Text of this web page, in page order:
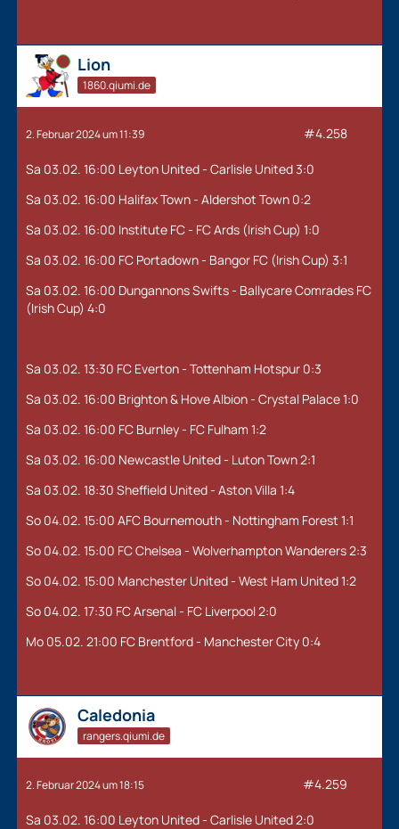
Online Lion
1860.qiumi.de
2. Februar 2024 um 11:39 #4.258
Sa 03.02. 16:00 Leyton United - Carlisle United 3:0
Sa 03.02. 16:00 Halifax Town - Aldershot Town 0:2
Sa 03.02. 16:00 Institute FC - FC Ards (Irish Cup) 1:0
Sa 03.02. 16:00 FC Portadown - Bangor FC (Irish Cup) 3:1
Sa 03.02. 16:00 Dungannons Swifts - Ballycare Comrades FC
(Irish Cup) 4:0
Sa 03.02. 13:30 FC Everton - Tottenham Hotspur 0:3
Sa 03.02. 16:00 Brighton & Hove Albion - Crystal Palace 1:0
Sa 03.02. 16:00 FC Burnley - FC Fulham 1:2
Sa 03.02. 16:00 Newcastle United - Luton Town 2:1
Sa 03.02. 18:30 Sheffield United - Aston Villa 1:4
So 04.02. 15:00 AFC Bournemouth - Nottingham Forest 1:1
So 04.02. 15:00 FC Chelsea - Wolverhampton Wanderers 2:3
So 04.02. 15:00 Manchester United - West Ham United 1:2
So 04.02. 17:30 FC Arsenal - FC Liverpool 2:0
Mo 05.02. 21:00 FC Brentford - Manchester City 0:4
Caledonia
rangers.qiumi.de
2. Februar 2024 um 18:15 #4.259
Sa 03.02. 16:00 Leyton United - Carlisle United 2:0